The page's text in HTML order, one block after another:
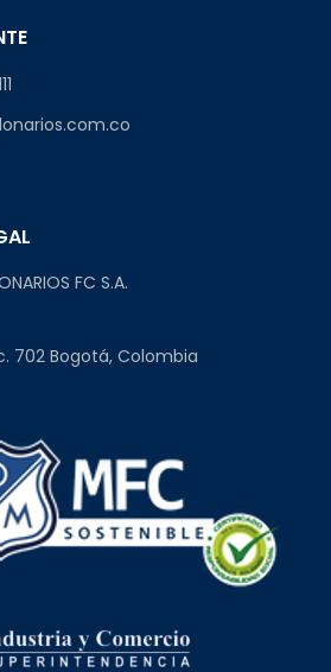
FC S.A.
702 Bogotá, Colombia